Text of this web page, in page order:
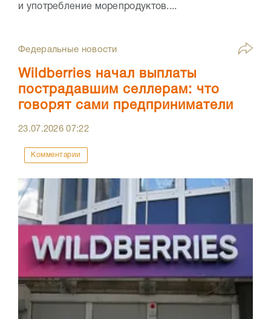
и употребление морепродуктов....
Федеральные новости
Wildberries начал выплаты
пострадавшим селлерам: что
говорят сами предприниматели
23.07.202607:22
Комментарии